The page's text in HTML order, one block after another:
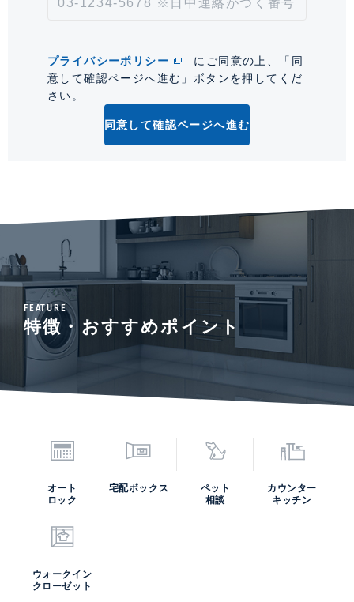
プライバシーポリシー
にご同意の上、「同
意して確認ページへ進む」ボタンを押してくだ
さい。
同意して確認ページへ進む
FEATURE
特徴・おすすめポイント
オート
ロック
宅配ボックス
ペット
相談
カウンター
キッチン
ウォークイン
クローゼット